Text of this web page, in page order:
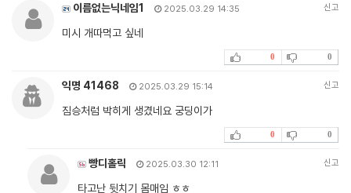
이름없는닉네임1 2025.03.29 14:35 신고
미시 개따먹고 싶네
0 0
익명 41468 2025.03.29 15:14 신고
짐승처럼 박히게 생겼네요 궁딩이가
0 0
빵디홀릭 2025.03.30 12:11 신고
타고난 뒷치기 몸매임 ㅎㅎ